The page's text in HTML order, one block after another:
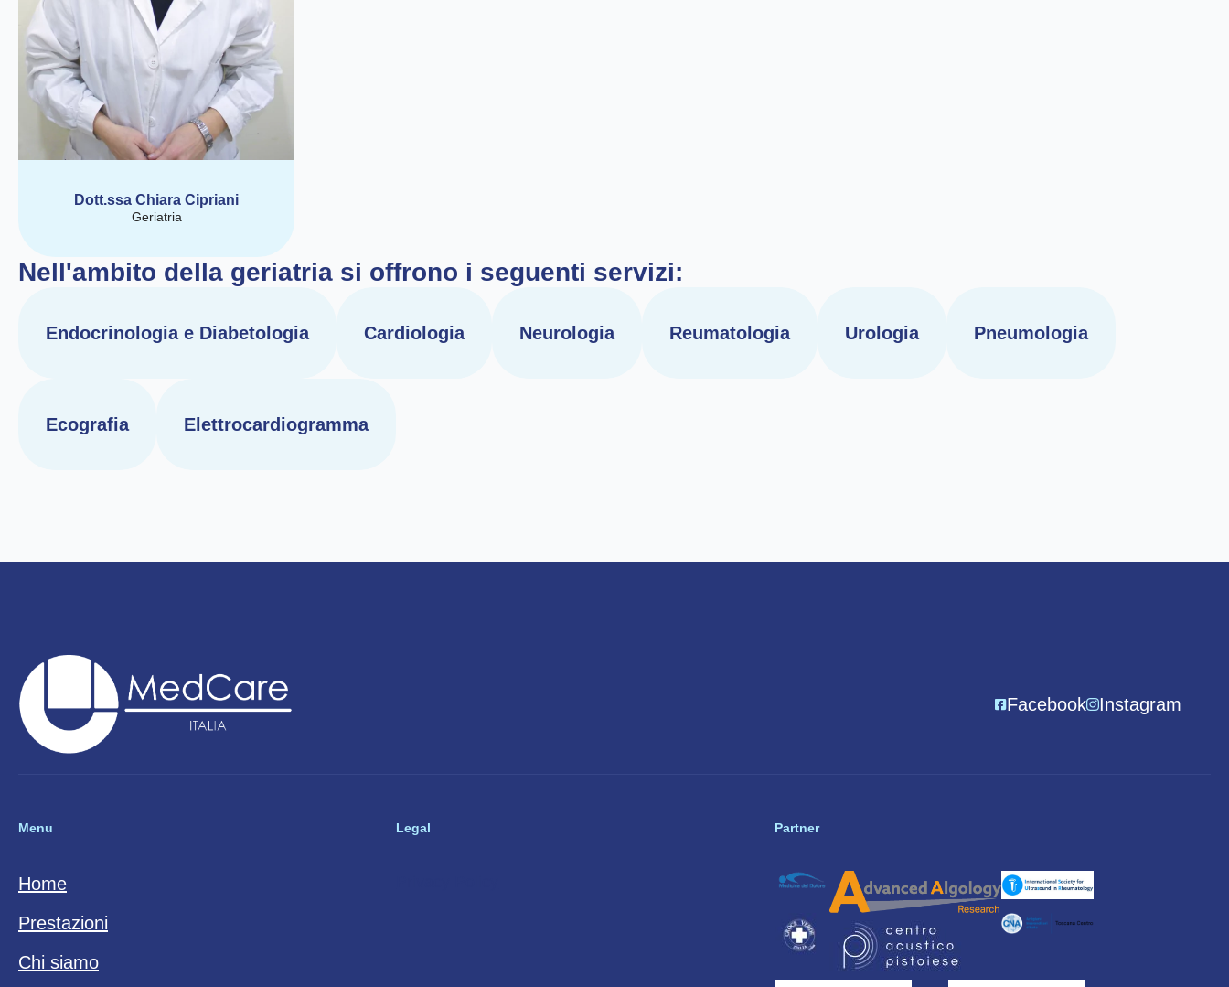
Dott.ssa Chiara Cipriani
Geriatria
Nell'ambito della geriatria si offrono i seguenti servizi:
Endocrinologia e Diabetologia Cardiologia Neurologia Reumatologia Urologia Pneumologia
Ecografia Elettrocardiogramma
Facebook Instagram
Menu
Home
Prestazioni
Chi siamo
Legal Partner